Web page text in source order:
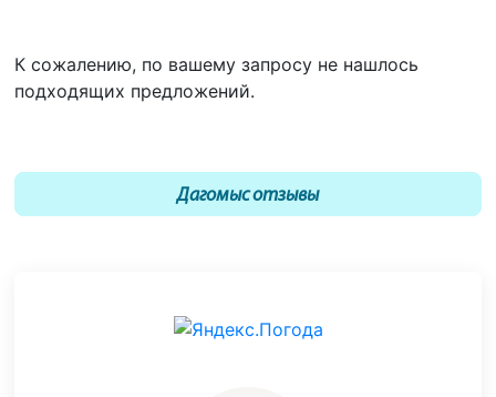
К сожалению, по вашему запросу не нашлось
подходящих предложений.
Дагомыс отзывы